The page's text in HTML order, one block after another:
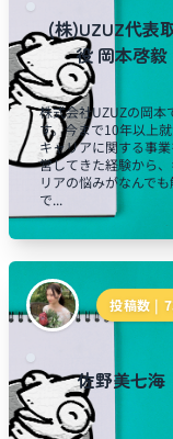
(株)UZUZ代表
役 岡本啓毅
株式会社UZUZの岡本
す。今まで10年以上就
キャリアに関する事
営してきた経験から
リアの悩みがなんで
で...
投稿数 |
佐野美七海